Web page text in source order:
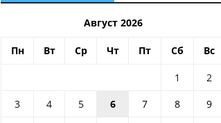
Август 2026
Пн Вт Ср Чт Пт Сб Вс
1
2
3
4 5 6 7 8
9